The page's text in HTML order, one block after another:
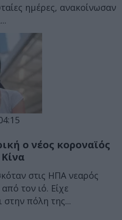
ημέρες, ανακοίνωσαν
ο νέος κοροναϊός
στις ΗΠΑ νεαρός
τον ιό. Είχε
στην πόλη της...